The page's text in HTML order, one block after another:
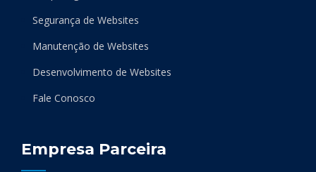
Segurança de Websites
Manutenção de Websites
Desenvolvimento de Websites
Fale Conosco
Empresa Parceira